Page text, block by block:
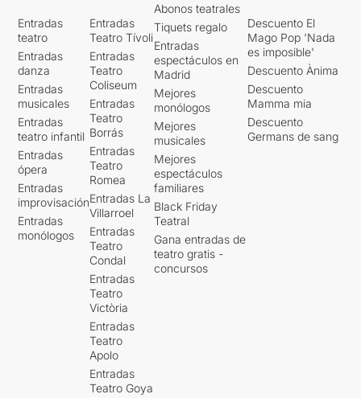
Entradas
teatro
Entradas
danza
Entradas
musicales
Entradas
teatro infantil
Entradas
ópera
Entradas
improvisación
Entradas
monólogos
Entradas
Teatro Tívoli
Entradas
Teatro
Coliseum
Entradas
Teatro
Borrás
Entradas
Teatro
Romea
Entradas La
Villarroel
Entradas
Teatro
Condal
Entradas
Teatro
Victòria
Entradas
Teatro
Apolo
Entradas
Teatro Goya
Abonos teatrales
Tiquets regalo
Entradas
espectáculos en
Madrid
Mejores
monólogos
Mejores
musicales
Mejores
espectáculos
familiares
Black Friday
Teatral
Gana entradas de
teatro gratis -
concursos
Descuento El
Mago Pop 'Nada
es imposible'
Descuento Ànima
Descuento
Mamma mia
Descuento
Germans de sang